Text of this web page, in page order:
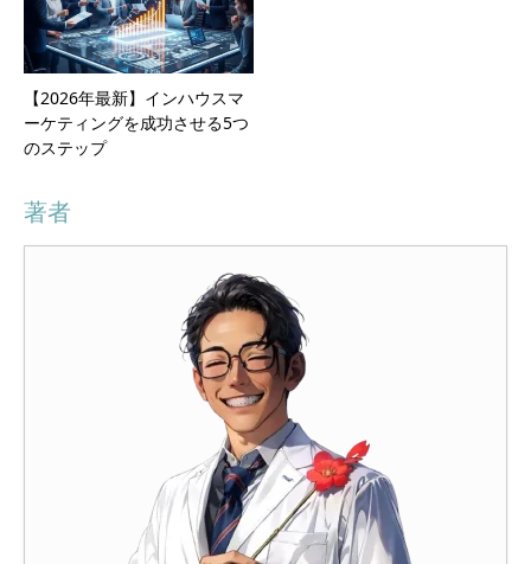
【2026年最新】インハウスマ
ーケティングを成功させる5つ
のステップ
著者